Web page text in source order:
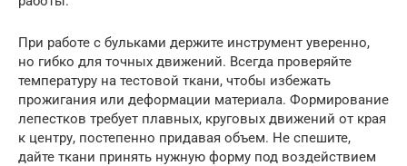
При работе с бульками держите инструмент уверенно,
но гибко для точных движений. Всегда проверяйте
температуру на тестовой ткани, чтобы избежать
прожигания или деформации материала. Формирование
лепестков требует плавных, круговых движений от края
к центру, постепенно придавая объем. Не спешите,
дайте ткани принять нужную форму под воздействием